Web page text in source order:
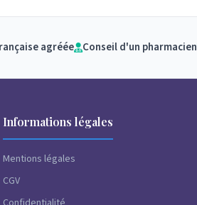
agréée Conseil d'un pharmacien
Informations légales
Mentions légales
CGV